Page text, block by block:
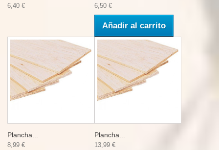
6,40 € 6,50 €
Añadir al carrito
Plancha...
8,99 €
Plancha...
13,99 €